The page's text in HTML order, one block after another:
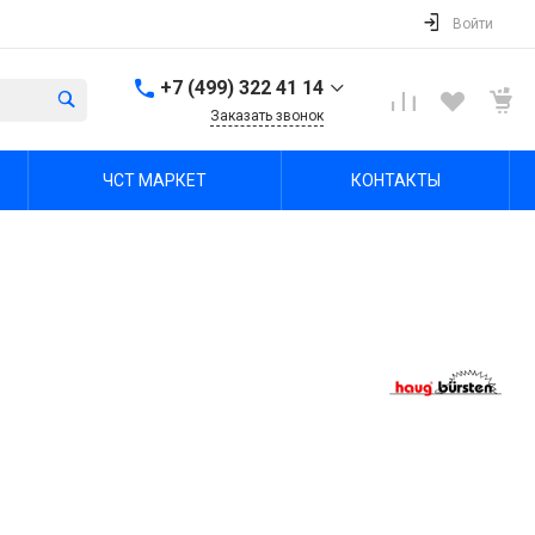
Войти
+7 (499) 322 41 14
г. Тула, Октябрьская ул,
Заказать звонок
ЧСТ МАРКЕТ КОНТАКТЫ